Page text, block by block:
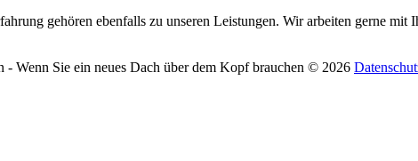
gehören ebenfalls zu unseren Leistungen. Wir arbeiten gerne
- Wenn Sie ein neues Dach über dem Kopf brauchen © 2026